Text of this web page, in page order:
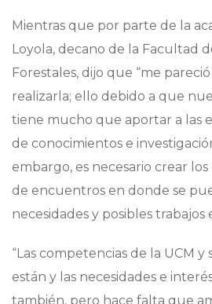
Mientras que por parte de la
Loyola, decano de la Facultad
Forestales, dijo que “me
realizarla; ello debido a que
tiene mucho que aportar a las
de conocimientos e
embargo, es necesario crear los
de encuentros en donde se
necesidades y posibles trabajos
“Las competencias de la UCM y
están y las necesidades e
también, pero hace falta que